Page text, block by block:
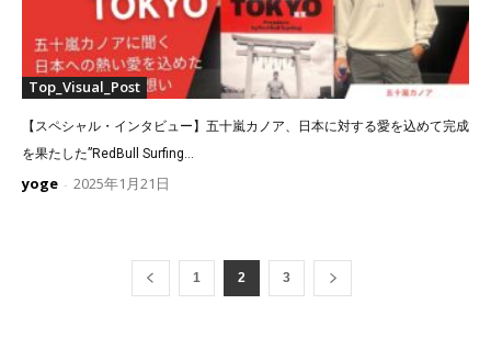
Top_Visual_Post
【スペシャル・インタビュー】五十嵐カノア、日本に対する愛を込めて完成
を果たした”RedBull Surfing...
yoge - 2025年1月21日
1 2 3